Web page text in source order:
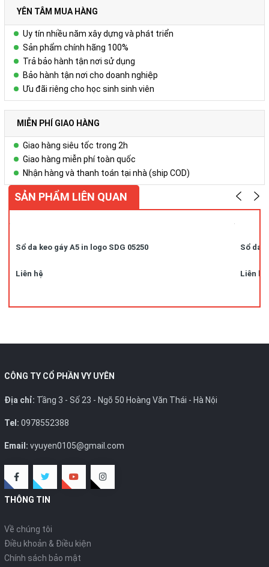
YÊN TÂM MUA HÀNG
Uy tín nhiều năm xây dựng và phát triển
Sản phẩm chính hãng 100%
Trả bảo hành tận nơi sử dụng
Bảo hành tận nơi cho doanh nghiệp
Ưu đãi riêng cho học sinh sinh viên
MIỄN PHÍ GIAO HÀNG
Giao hàng siêu tốc trong 2h
Giao hàng miễn phí toàn quốc
Nhận hàng và thanh toán tại nhà (ship COD)
SẢN PHẨM LIÊN QUAN
Sổ da keo gáy A5 in logo SDG 05250
Liên hệ
Sổ da
Liên hệ
CÔNG TY CỔ PHẦN VY UYÊN
Địa chỉ: Tầng 3 - Số 23 - Ngõ 50 Hoàng Văn Thái - Hà Nội
Tel: 0978552388
Email: vyuyen0105@gmail.com
THÔNG TIN
Về chúng tôi
Điều khoản & Điều kiện
Chính sách bảo mật